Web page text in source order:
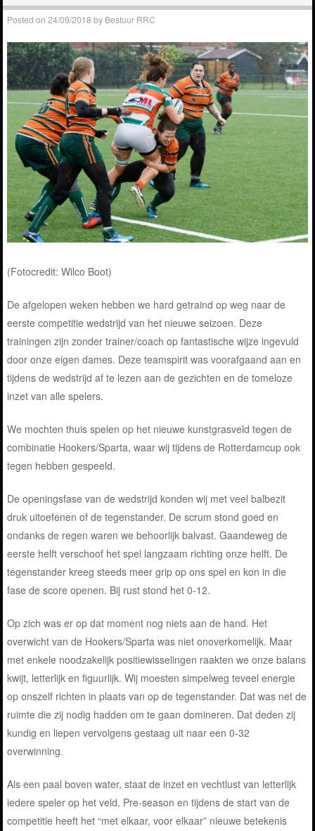
Posted on24/09/2018 by Bestuur RRC
(Fotocredit: Wilco Boot)
De afgelopen weken hebben we hard getraind op weg naar de
eerste competitie wedstrijd van het nieuwe seizoen. Deze
trainingen zijn zonder trainer/coach op fantastische wijze ingevuld
door onze eigen dames. Deze teamspirit was voorafgaand aan en
tijdens de wedstrijd af te lezen aan de gezichten en de tomeloze
inzet van alle spelers.
We mochten thuis spelen op het nieuwe kunstgrasveld tegen de
combinatie Hookers/Sparta, waar wij tijdens de Rotterdamcup ook
tegen hebben gespeeld.
De openingsfase van de wedstrijd konden wij met veel balbezit
druk uitoefenen of de tegenstander. De scrum stond goed en
ondanks de regen waren we behoorlijk balvast. Gaandeweg de
eerste helft verschoof het spel langzaam richting onze helft. De
tegenstander kreeg steeds meer grip op ons spel en kon in die
fase de score openen. Bij rust stond het 0-12.
Op zich was er op dat moment nog niets aan de hand. Het
overwicht van de Hookers/Sparta was niet onoverkomelijk. Maar
met enkele noodzakelijk positiewisselingen raakten we onze balans
kwijt, letterlijk en figuurlijk. Wij moesten simpelweg teveel energie
op onszelf richten in plaats van op de tegenstander. Dat was net de
ruimte die zij nodig hadden om te gaan domineren. Dat deden zij
kundig en liepen vervolgens gestaag uit naar een 0-32
overwinning.
Als een paal boven water, staat de inzet en vechtlust van letterlijk
iedere speler op het veld. Pre-season en tijdens de start van de
competitie heeft het “met elkaar, voor elkaar” nieuwe betekenis